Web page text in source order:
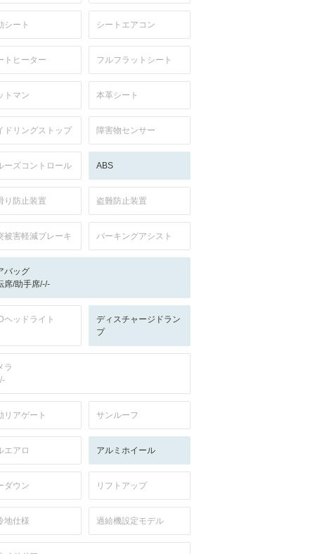
シート シートエアコン
トヒーター フルフラットシート
トマン 本革シート
ドリングストップ 障害物センサー
ーズコントロール ABS
り防止装置 盗難防止装置
被害軽減ブレーキ パーキングアシスト
バッグ
席/助手席/-/-
ヘッドライト
ディスチャージドラン
プ
ラ
リアゲート サンルーフ
エアロ アルミホイール
ダウン リフトアップ
地仕様 過給機設定モデル